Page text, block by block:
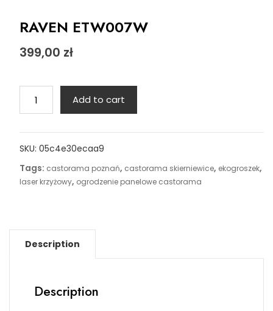
RAVEN ETW007W
399,00 zł
ETW007W
Add to cart
SKU: 05c4e30ecaa9
Tags: castorama poznań, castorama skierniewice, ekogroszek,
laser krzyżowy, ogrodzenie panelowe castorama
Description
Description